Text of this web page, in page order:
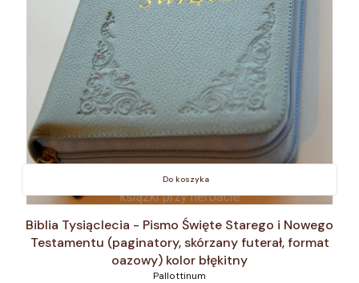
Do koszyka
Biblia Tysiąclecia - Pismo Święte Starego i Nowego
Testamentu (paginatory, skórzany futerał, format
oazowy) kolor błękitny
Pallottinum